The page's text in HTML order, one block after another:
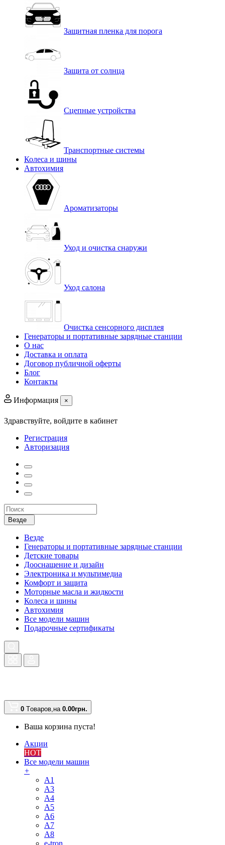
Защитная пленка для порога
Защита от солнца
Сцепные устройства
Транспортные системы
Колеса и шины
Автохимия
Ароматизаторы
Уход и очистка снаружи
Уход салона
Очистка сенсорного дисплея
Генераторы и портативные зарядные станции
О нас
Доставка и оплата
Договор публичной оферты
Блог
Контакты
Информация ×
Здравствуйте, войдите в кабинет
Регистрация
Авторизация
Везде
Везде
Генераторы и портативные зарядные станции
Детские товары
Дооснащение и дизайн
Электроника и мультимедиа
Комфорт и защита
Моторные масла и жидкости
Колеса и шины
Автохимия
Все модели машин
Подарочные сертификаты
0 Tоваров,на 0.00грн.
Ваша корзина пуста!
Акции
HOT
Все модели машин
+
A1
A3
A4
A5
A6
A7
A8
e-tron